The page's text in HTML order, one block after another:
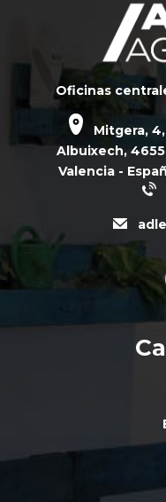
Oficinas
Mitgera, 4,
Albuixech,
Valencia -